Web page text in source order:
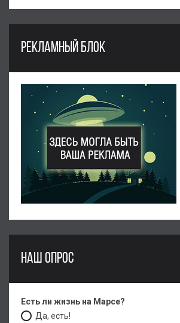
РЕКЛАМНЫЙ БЛОК
НАШ ОПРОС
Есть ли жизнь на Марсе?
Да, есть!